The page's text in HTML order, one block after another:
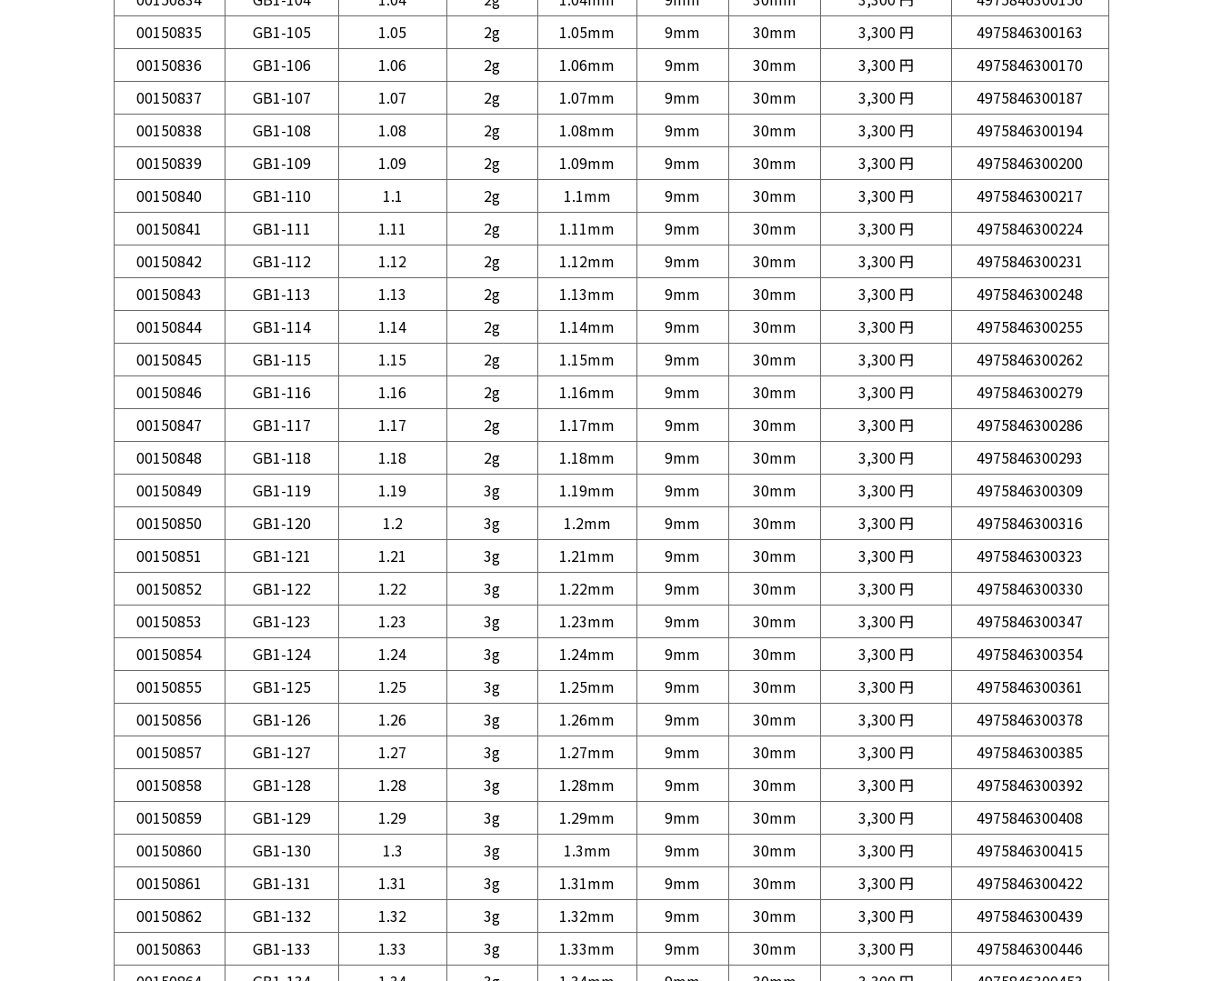
00150835
GB1-105 1.05 2g 1.05mm 9mm 30mm 3,300 円
4975846300163
00150836
GB1-106 1.06 2g 1.06mm 9mm 30mm 3,300 円
4975846300170
00150837
GB1-107 1.07 2g 1.07mm 9mm 30mm 3,300 円
4975846300187
00150838
GB1-108 1.08 2g 1.08mm 9mm 30mm 3,300 円
4975846300194
00150839
GB1-109 1.09 2g 1.09mm 9mm 30mm 3,300 円
4975846300200
00150840
GB1-110 1.1 2g 1.1mm 9mm 30mm 3,300 円
4975846300217
00150841
GB1-111 1.11 2g 1.11mm 9mm 30mm 3,300 円
4975846300224
00150842
GB1-112 1.12 2g 1.12mm 9mm 30mm 3,300 円
4975846300231
00150843
GB1-113 1.13 2g 1.13mm 9mm 30mm 3,300 円
4975846300248
00150844
GB1-114 1.14 2g 1.14mm 9mm 30mm 3,300 円
4975846300255
00150845
GB1-115 1.15 2g 1.15mm 9mm 30mm 3,300 円
4975846300262
00150846
GB1-116 1.16 2g 1.16mm 9mm 30mm 3,300 円
4975846300279
00150847
GB1-117 1.17 2g 1.17mm 9mm 30mm 3,300 円
4975846300286
00150848
GB1-118 1.18 2g 1.18mm 9mm 30mm 3,300 円
4975846300293
00150849
GB1-119 1.19 3g 1.19mm 9mm 30mm 3,300 円
4975846300309
00150850
GB1-120 1.2 3g 1.2mm 9mm 30mm 3,300 円
4975846300316
00150851
GB1-121 1.21 3g 1.21mm 9mm 30mm 3,300 円
4975846300323
00150852
GB1-122 1.22 3g 1.22mm 9mm 30mm 3,300 円
4975846300330
00150853
GB1-123 1.23 3g 1.23mm 9mm 30mm 3,300 円
4975846300347
00150854
GB1-124 1.24 3g 1.24mm 9mm 30mm 3,300 円
4975846300354
00150855
GB1-125 1.25 3g 1.25mm 9mm 30mm 3,300 円
4975846300361
00150856
GB1-126 1.26 3g 1.26mm 9mm 30mm 3,300 円
4975846300378
00150857
GB1-127 1.27 3g 1.27mm 9mm 30mm 3,300 円
4975846300385
00150858
GB1-128 1.28 3g 1.28mm 9mm 30mm 3,300 円
4975846300392
00150859
GB1-129 1.29 3g 1.29mm 9mm 30mm 3,300 円
4975846300408
00150860
GB1-130 1.3 3g 1.3mm 9mm 30mm 3,300 円
4975846300415
00150861
GB1-131 1.31 3g 1.31mm 9mm 30mm 3,300 円
4975846300422
00150862
GB1-132 1.32 3g 1.32mm 9mm 30mm 3,300 円
4975846300439
00150863
GB1-133 1.33 3g 1.33mm 9mm 30mm 3,300 円
4975846300446